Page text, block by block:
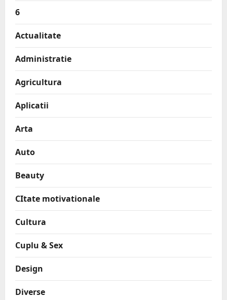
6
Actualitate
Administratie
Agricultura
Aplicatii
Arta
Auto
Beauty
CItate motivationale
Cultura
Cuplu & Sex
Design
Diverse